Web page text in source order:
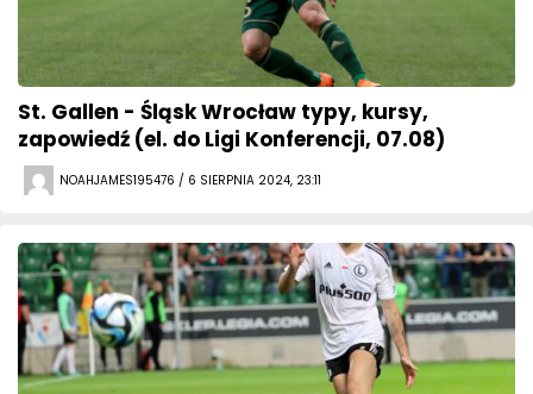
St. Gallen - Śląsk Wrocław typy, kursy,
zapowiedź (el. do Ligi Konferencji, 07.08)
NOAHJAMES195476 / 6 SIERPNIA 2024, 23:11